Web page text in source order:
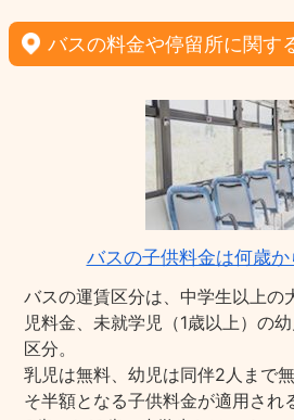
バスの料金や停留所に関す
バスの子供料金は何歳か
バスの運賃区分は、中学生以上の
児料金、未就学児（1歳以上）の
区分。
乳児は無料、幼児は同伴2人まで
そ半額となる子供料金が適用され